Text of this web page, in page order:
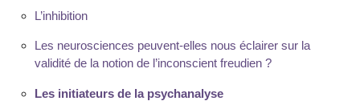
L’inhibition
Les neurosciences peuvent-elles nous éclairer sur la
validité de la notion de l’inconscient freudien ?
Les initiateurs de la psychanalyse